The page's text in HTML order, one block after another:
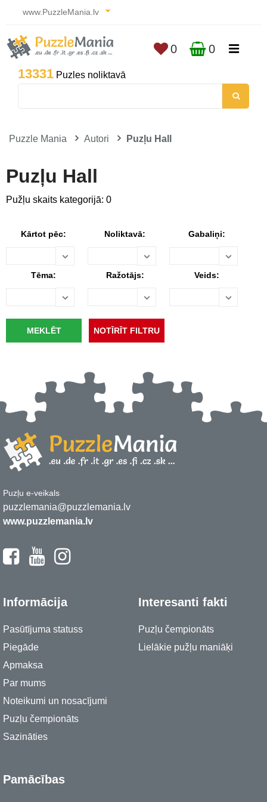
www.PuzzleMania.lv
13331 Puzles noliktavā
0 0
Puzzle Mania Autori Puzļu Hall
Puzļu Hall
Pužļu skaits kategorijā: 0
Kārtot pēc: Noliktavā: Gabaliņi:
Tēma: Ražotājs: Veids:
Puzļu e-veikals
puzzlemania@puzzlemania.lv
www.puzzlemania.lv
Informācija
Pasūtījuma statuss
Piegāde
Apmaksa
Par mums
Noteikumi un nosacījumi
Puzļu čempionāts
Sazināties
Interesanti fakti
Puzļu čempionāts
Lielākie pužļu maniāķi
Pamācības